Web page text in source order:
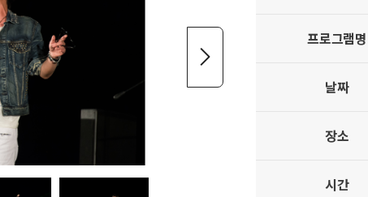
프로그램명
날짜
장소
시간